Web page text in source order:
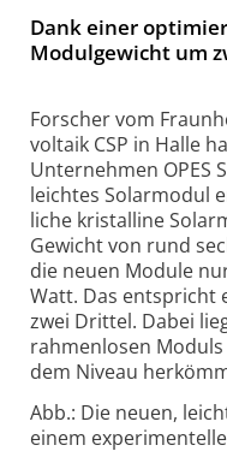
Dank einer
Modulgewicht um
Forscher vom
voltaik CSP in Halle
Unter­nehmen
leichtes Solarmodul
liche kristalline
Gewicht von rund
die neuen Module
Watt. Das entspricht
zwei Drittel. Dabei
rahmen­losen
dem Niveau
Abb.: Die neuen,
einem